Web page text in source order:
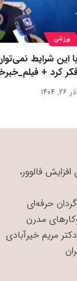
ورزشی
با این شرایط
کرد +
۱۴۰۴
فالوور،
حرفه‌ای
مدرن
مریم خیرآبادی